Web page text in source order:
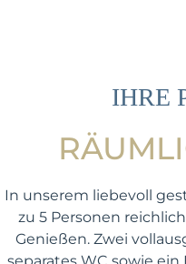
IHRE
In unserem liebevoll
zu 5 Personen
Genießen. Zwei